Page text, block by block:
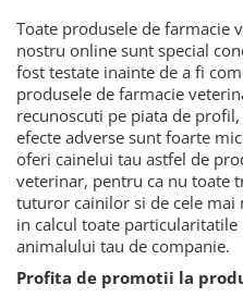
Toate produsele de farmacie
nostru online sunt special
fost testate inainte de a fi
produsele de farmacie
recunoscuti pe piata de
efecte adverse sunt foarte
oferi cainelui tau astfel de
veterinar, pentru ca nu toate
tuturor cainilor si de cele
in calcul toate particularitatile
animalului tau de companie.
Profita de promotii la